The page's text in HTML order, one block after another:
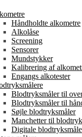
Håndholdte alkometre
Alkolåse
Screening
Sensorer
Mundstykker
Kalibrering af
Engangs alkotester
Blodtryksmåler til
Blodtryksmåler til
Søjle blodtryksmåler
Manchetter til
Digitale